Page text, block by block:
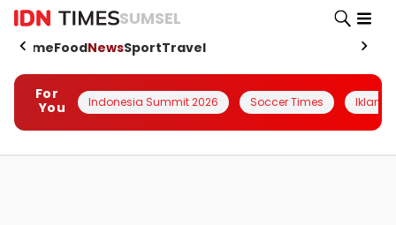
SUMSEL
HomeFoodNewsSportTravel
For
You
Indonesia Summit 2026 Soccer Times Iklanin